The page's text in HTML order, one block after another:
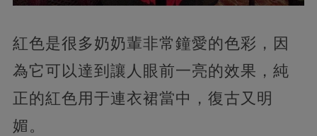
紅色是很多奶奶輩非常鐘愛的色彩，因
為它可以達到讓人眼前一亮的效果，純
正的紅色用于連衣裙當中，復古又明
媚。